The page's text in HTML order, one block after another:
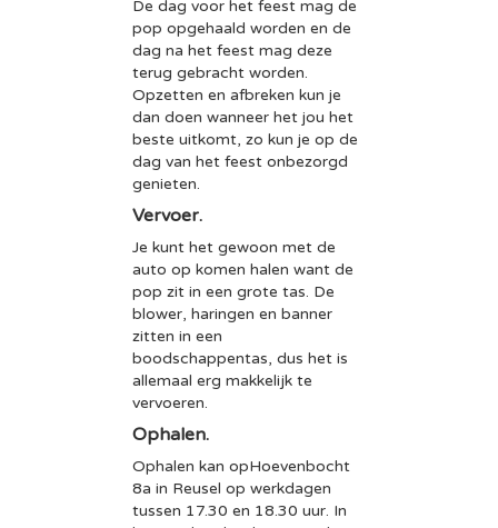
De dag voor het feest mag de
pop opgehaald worden en de
dag na het feest mag deze
terug gebracht worden.
Opzetten en afbreken kun je
dan doen wanneer het jou het
beste uitkomt, zo kun je op de
dag van het feest onbezorgd
genieten.
Vervoer.
Je kunt het gewoon met de
auto op komen halen want de
pop zit in een grote tas. De
blower, haringen en banner
zitten in een
boodschappentas, dus het is
allemaal erg makkelijk te
vervoeren.
Ophalen.
Ophalen kan opHoevenbocht
8a in Reusel op werkdagen
tussen 17.30 en 18.30 uur. In